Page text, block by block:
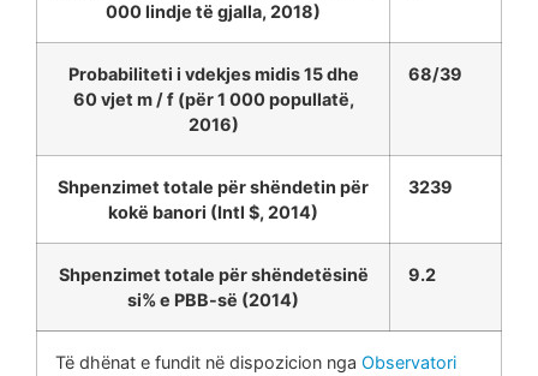
000 lindje të gjalla, 2018)
Probabiliteti i vdekjes midis 15 dhe
60 vjet m / f (për 1 000 popullatë,
2016)
68/39
Shpenzimet totale për shëndetin për
kokë banori (Intl $, 2014)
3239
Shpenzimet totale për shëndetësinë
si% e PBB-së (2014)
9.2
Të dhënat e fundit në dispozicion nga Observatori